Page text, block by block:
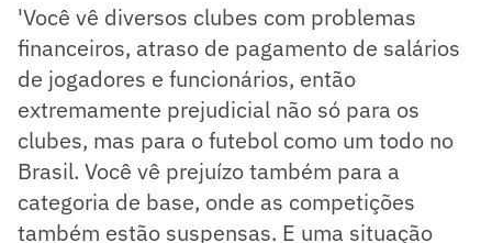
'Você vê diversos clubes com problemas
financeiros, atraso de pagamento de salários
de jogadores e funcionários, então
extremamente prejudicial não só para os
clubes, mas para o futebol como um todo no
Brasil. Você vê prejuízo também para a
categoria de base, onde as competições
também estão suspensas. E uma situação